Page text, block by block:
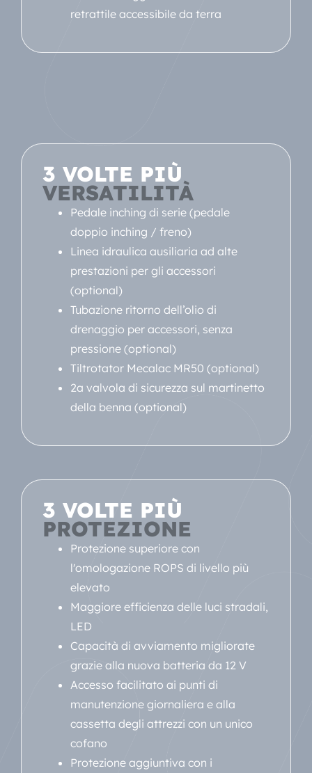
retrattile accessibile da terra
3 VOLTE PIÙ
VERSATILITÀ
Pedale inching di serie (pedale
doppio inching / freno)
Linea idraulica ausiliaria ad alte
prestazioni per gli accessori
(optional)
Tubazione ritorno dell’olio di
drenaggio per accessori, senza
pressione (optional)
Tiltrotator Mecalac MR50 (optional)
2a valvola di sicurezza sul martinetto
della benna (optional)
3 VOLTE PIÙ
PROTEZIONE
Protezione superiore con
l'omologazione ROPS di livello più
elevato
Maggiore efficienza delle luci stradali,
LED
Capacità di avviamento migliorate
grazie alla nuova batteria da 12 V
Accesso facilitato ai punti di
manutenzione giornaliera e alla
cassetta degli attrezzi con un unico
cofano
Protezione aggiuntiva con i